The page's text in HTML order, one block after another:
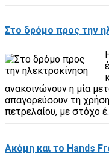
Στο δρόμο προς την
ανακοινώνουν η μία
απαγορεύσουν τη
πετρελαίου, με στόχο
Ακόμη και το Hands